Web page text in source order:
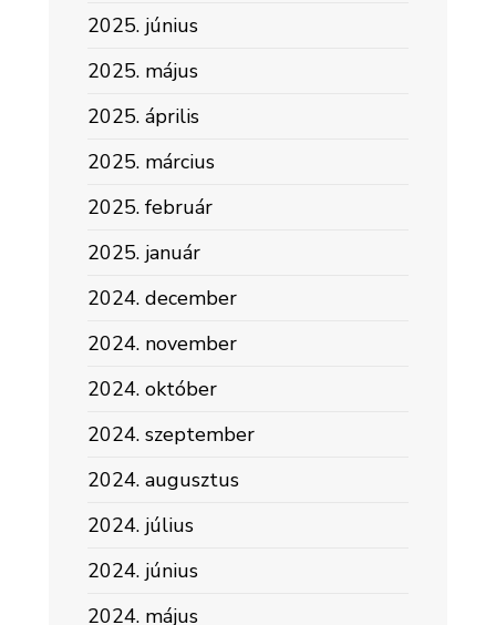
2025. június
2025. május
2025. április
2025. március
2025. február
2025. január
2024. december
2024. november
2024. október
2024. szeptember
2024. augusztus
2024. július
2024. június
2024. május